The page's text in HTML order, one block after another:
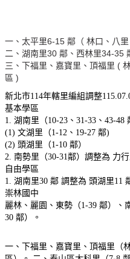
一、太平里6-15 鄰（ 林口、八里
二、湖南里30 鄰、西林里34-35
三、下福里、嘉寶里、頂福里 (
區 )
新北市114年轄里編組調整
基本學區
1. 湖南里（10-23、31-33、43-48
(1) 文湖里（1-12、19-27 鄰)
(2) 頭湖里（1-10 鄰）
2. 南勢里（30-31鄰）調整為 力行
自由學區
1. 湖南里30 鄰 調整為 頭湖里11
崇林國中
麗林、麗園、東勢（1-39 鄰）、
30 鄰）。
一、下福里、嘉寶里、頂福里（